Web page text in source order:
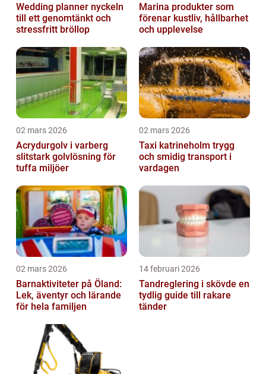
Wedding planner nyckeln
till ett genomtänkt och
stressfritt bröllop
Marina produkter som
förenar kustliv, hållbarhet
och upplevelse
02 mars 2026
Acrydurgolv i varberg
slitstark golvlösning för
tuffa miljöer
02 mars 2026
Taxi katrineholm trygg
och smidig transport i
vardagen
02 mars 2026
Barnaktiviteter på Öland:
Lek, äventyr och lärande
för hela familjen
14 februari 2026
Tandreglering i skövde en
tydlig guide till rakare
tänder